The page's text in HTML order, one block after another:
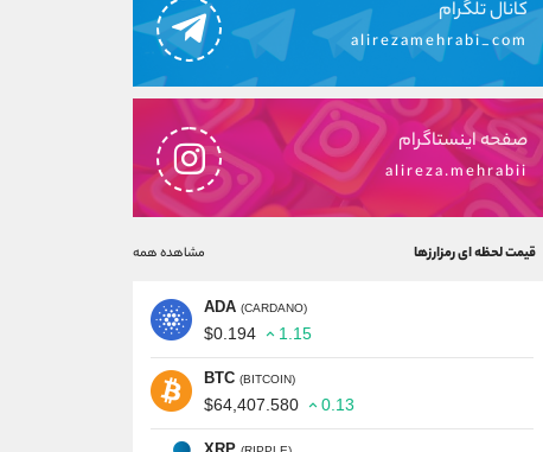
کانال تلگرام
alirezamehrabi_com
صفحه اینستاگرام
alireza.mehrabii
قیمت لحظه ای رمزارزها مشاهده همه
ADA (CARDANO)
$0.194 1.15
BTC (BITCOIN)
$64,407.580 0.13